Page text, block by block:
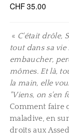
CHF 35.00
« C'était drôle,
tout dans sa
embaucher,
mômes. Et là,
la main, elle
"Viens, on s'en
Comment faire
maladive, en
droits aux